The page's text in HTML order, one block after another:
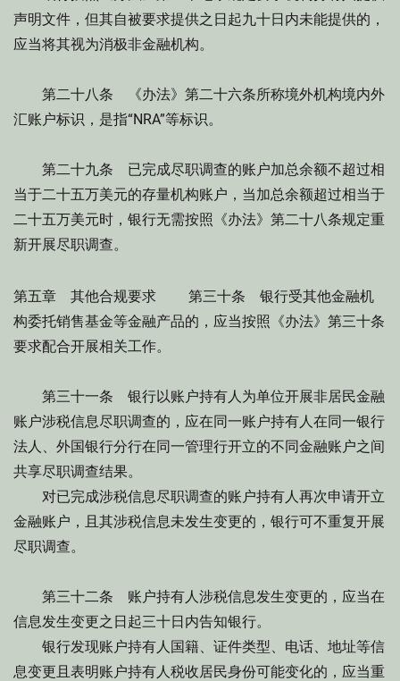
声明文件，但其自被要求提供之日起九十日内未能提供的，
应当将其视为消极非金融机构。
第二十八条 《办法》第二十六条所称境外机构境内外
汇账户标识，是指“NRA”等标识。
第二十九条 已完成尽职调查的账户加总余额不超过相
当于二十五万美元的存量机构账户，当加总余额超过相当于
二十五万美元时，银行无需按照《办法》第二十八条规定重
新开展尽职调查。
第五章 其他合规要求 第三十条 银行受其他金融机
构委托销售基金等金融产品的，应当按照《办法》第三十条
要求配合开展相关工作。
第三十一条 银行以账户持有人为单位开展非居民金融
账户涉税信息尽职调查的，应在同一账户持有人在同一银行
法人、外国银行分行在同一管理行开立的不同金融账户之间
共享尽职调查结果。
对已完成涉税信息尽职调查的账户持有人再次申请开立
金融账户，且其涉税信息未发生变更的，银行可不重复开展
尽职调查。
第三十二条 账户持有人涉税信息发生变更的，应当在
信息发生变更之日起三十日内告知银行。
银行发现账户持有人国籍、证件类型、电话、地址等信
息变更且表明账户持有人税收居民身份可能变化的，应当重